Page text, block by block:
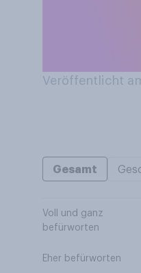
Veröffentlicht
Gesamt
Voll und ganz
befürworten
Eher befürworten